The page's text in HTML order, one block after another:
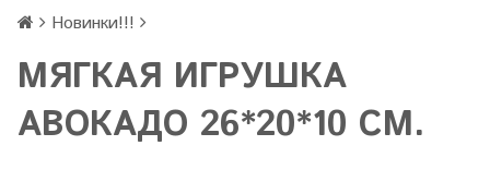
Новинки!!!
МЯГКАЯ ИГРУШКА
АВОКАДО 26*20*10 СМ.